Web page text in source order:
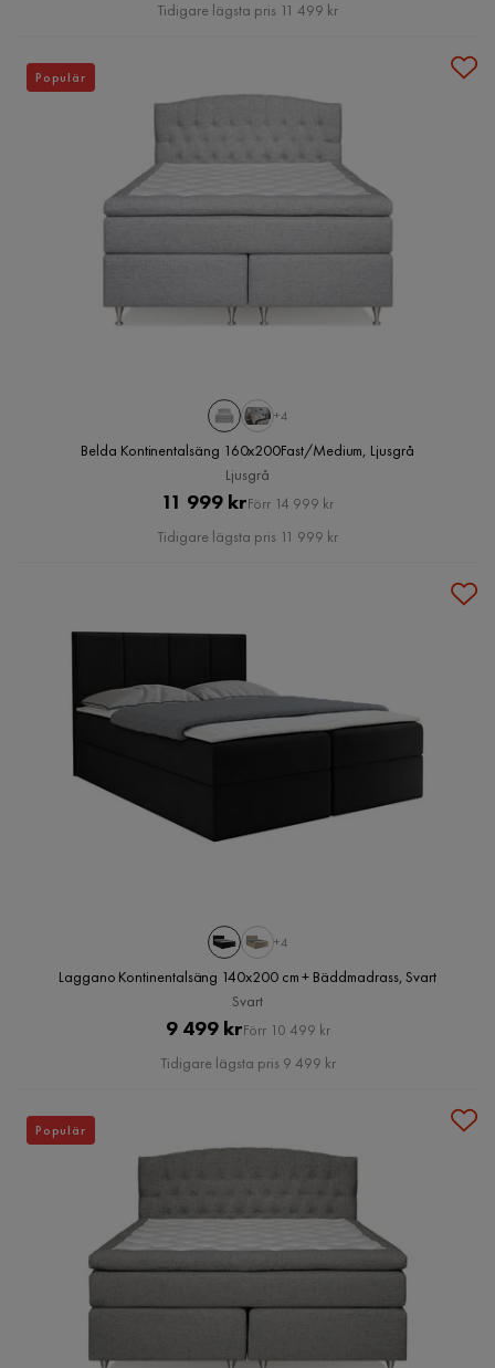
Tidigare lägsta pris 11 499 kr
+4
Belda Kontinentalsäng 160x200Fast/Medium, Ljusgrå
Ljusgrå
Pris
11 999 krOriginal
Pris
Förr 14 999 kr
Tidigare lägsta pris 11 999 kr
Populär
+4
Laggano Kontinentalsäng 140x200 cm + Bäddmadrass, Svart
Svart
Pris
9 499 krOriginal
Pris
Förr 10 499 kr
Tidigare lägsta pris 9 499 kr
Populär